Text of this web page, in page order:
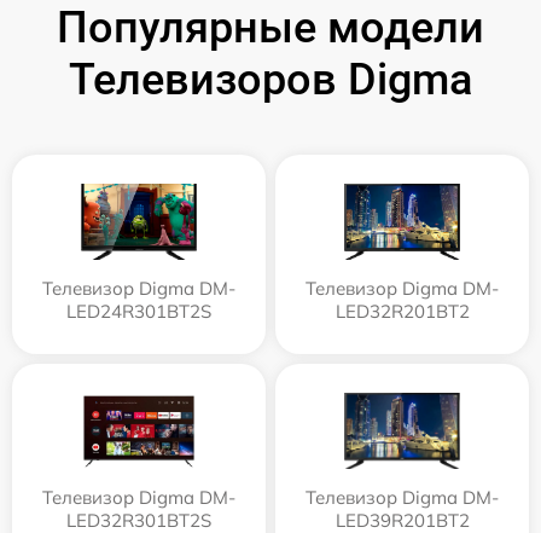
Популярные модели
Телевизоров Digma
Телевизор Digma DM-
LED24R301BT2S
Телевизор Digma DM-
LED32R201BT2
Телевизор Digma DM-
LED32R301BT2S
Телевизор Digma DM-
LED39R201BT2